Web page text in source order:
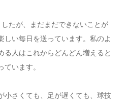
たが、まだまだできないことが
しい毎日を送っています。私のよ
る人はこれからどんどん増えると
います。
小さくても、足が遅くても、球技